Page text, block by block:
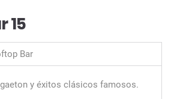
15
Bar
y éxitos clásicos famosos.